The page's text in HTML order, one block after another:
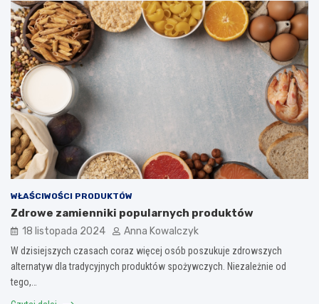
WŁAŚCIWOŚCI PRODUKTÓW
Zdrowe zamienniki popularnych produktów
18 listopada 2024 Anna Kowalczyk
W dzisiejszych czasach coraz więcej osób poszukuje zdrowszych
alternatyw dla tradycyjnych produktów spożywczych. Niezależnie od
tego,…